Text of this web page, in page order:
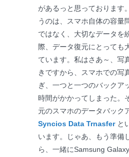
があるっと思っております
うのは、スマホ自体の容量
ではなく、大切なデータを
際、データ復元にとっても
ています。私はさあ～、写
きですから、スマホでの写
ぎ、一つと一つのバックア
時間がかかってしまった。
元のスマホのデータバック
Syncios Data Trnasferと
います。じゃあ、もう準備
ら、一緒にSamsung